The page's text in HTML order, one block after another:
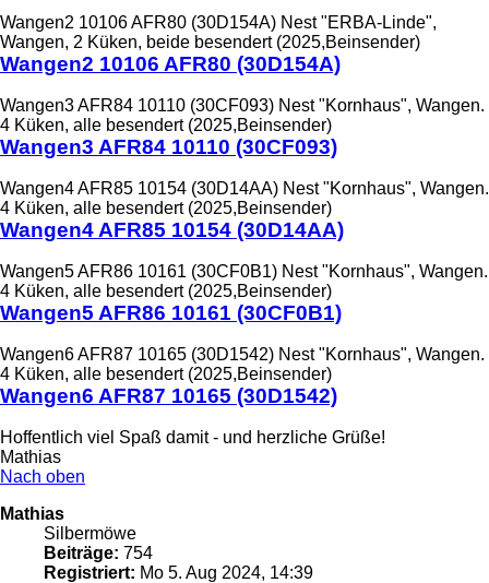
Wangen2 10106 AFR80 (30D154A) Nest "ERBA-Linde",
Wangen, 2 Küken, beide besendert (2025,Beinsender)
Wangen2 10106 AFR80 (30D154A)
Wangen3 AFR84 10110 (30CF093) Nest "Kornhaus", Wangen.
4 Küken, alle besendert (2025,Beinsender)
Wangen3 AFR84 10110 (30CF093)
Wangen4 AFR85 10154 (30D14AA) Nest "Kornhaus", Wangen.
4 Küken, alle besendert (2025,Beinsender)
Wangen4 AFR85 10154 (30D14AA)
Wangen5 AFR86 10161 (30CF0B1) Nest "Kornhaus", Wangen.
4 Küken, alle besendert (2025,Beinsender)
Wangen5 AFR86 10161 (30CF0B1)
Wangen6 AFR87 10165 (30D1542) Nest "Kornhaus", Wangen.
4 Küken, alle besendert (2025,Beinsender)
Wangen6 AFR87 10165 (30D1542)
Hoffentlich viel Spaß damit - und herzliche Grüße!
Mathias
Nach oben
Mathias
Silbermöwe
Beiträge: 754
Registriert: Mo 5. Aug 2024, 14:39